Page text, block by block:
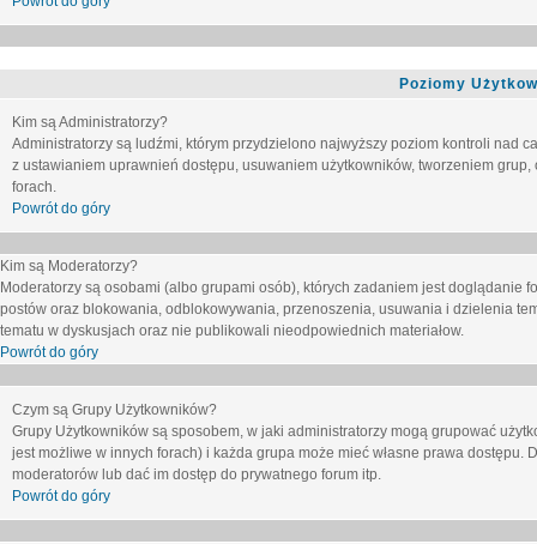
Poziomy
Kim są Administratorzy?
Administratorzy są ludźmi, którym przydzielono najwyższy poziom kontroli nad
z ustawianiem uprawnień dostępu, usuwaniem użytkowników, tworzeniem
forach.
Powrót do góry
Kim są Moderatorzy?
Moderatorzy są osobami (albo grupami osób), których zadaniem jest
postów oraz blokowania, odblokowywania, przenoszenia, usuwania i dzielenia
tematu w dyskusjach oraz nie publikowali nieodpowiednich materiałow.
Powrót do góry
Czym są Grupy Użytkowników?
Grupy Użytkowników są sposobem, w jaki administratorzy mogą grupować
jest możliwe w innych forach) i każda grupa może mieć własne prawa
moderatorów lub dać im dostęp do prywatnego forum itp.
Powrót do góry